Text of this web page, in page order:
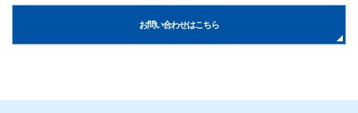
お問い合わせはこちら